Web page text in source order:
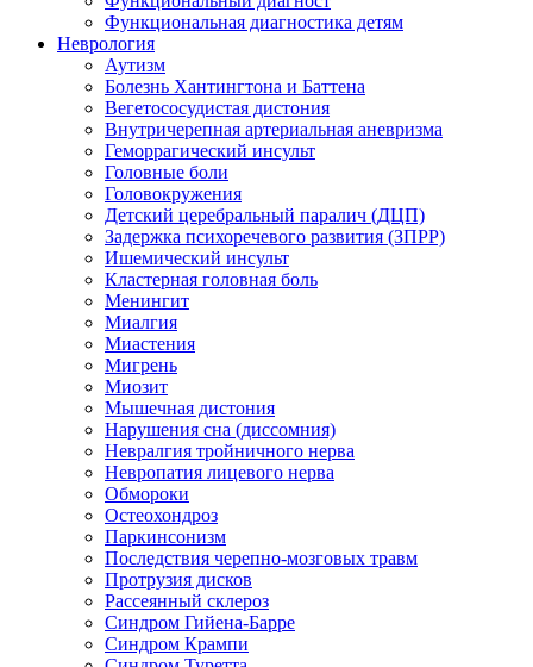
Функциональная диагностика детям
Неврология
Аутизм
Болезнь Хантингтона и Баттена
Вегетососудистая дистония
Внутричерепная артериальная аневризма
Геморрагический инсульт
Головные боли
Головокружения
Детский церебральный паралич (ДЦП)
Задержка психоречевого развития (ЗПРР)
Ишемический инсульт
Кластерная головная боль
Менингит
Миалгия
Миастения
Мигрень
Миозит
Мышечная дистония
Нарушения сна (диссомния)
Невралгия тройничного нерва
Невропатия лицевого нерва
Обмороки
Остеохондроз
Паркинсонизм
Последствия черепно-мозговых травм
Протрузия дисков
Рассеянный склероз
Синдром Гийена-Барре
Синдром Крампи